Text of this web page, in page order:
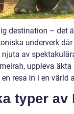
destination – det
underverk
av
uppleva
resa in i en
typer av